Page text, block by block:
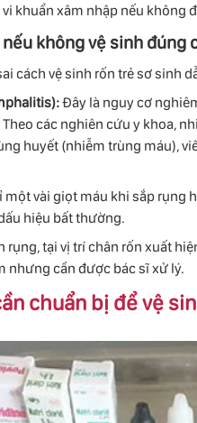
khuẩn xâm nhập nếu không
không vệ sinh đúng
cách vệ sinh rốn trẻ sơ sinh
Đây là nguy cơ
các nghiên cứu y khoa,
huyết (nhiễm trùng máu),
một vài giọt máu khi sắp rụng
hiệu bất thường.
rụng, tại vị trí chân rốn xuất
nhưng cần được bác sĩ xử lý.
chuẩn bị để vệ